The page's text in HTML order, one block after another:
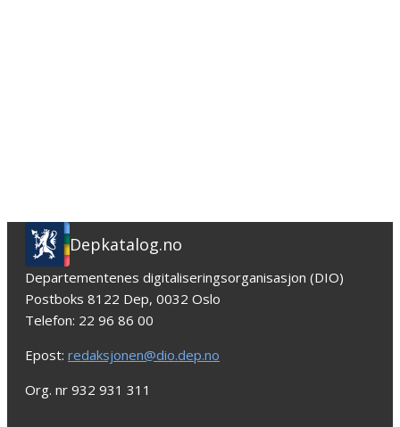
Depkatalog.no
Departementenes digitaliseringsorganisasjon (DIO)
Postboks 8122 Dep, 0032 Oslo
Telefon: 22 96 86 00
Epost: redaksjonen@dio.dep.no
Org. nr 932 931 311